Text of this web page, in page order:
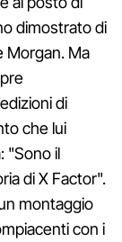
dimostrato di
Morgan. Ma
di
che lui
"Sono il
di X Factor".
montaggio
con i